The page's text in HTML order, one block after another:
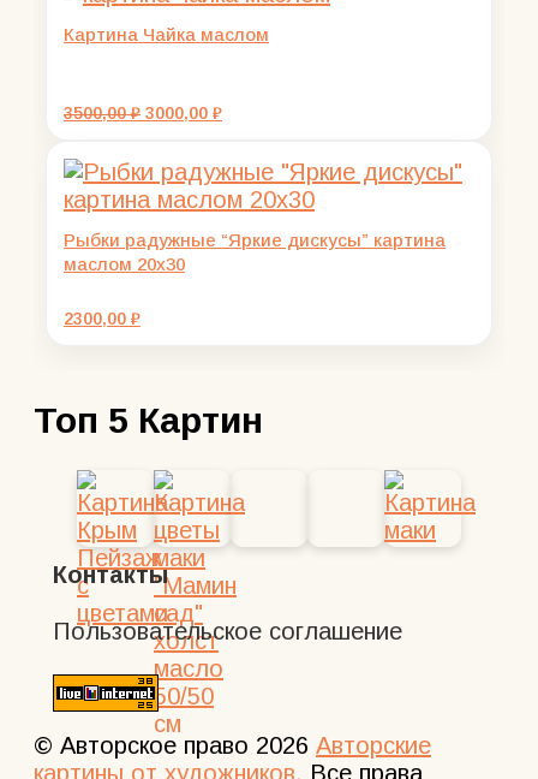
Картина Чайка маслом
3500,00₽ Первоначальная
3500,00 ₽.
3000,00 ₽Текущая
Рыбки радужные “Яркие дискусы” картина
маслом 20х30
2300,00 ₽
Топ 5 Картин
Контакты
Пользовательское соглашение
© Авторское право 2026 Авторские
картины от художников. Все права